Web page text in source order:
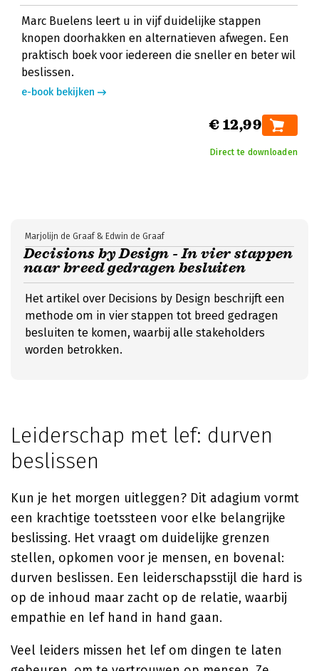
Marc Buelens leert u in vijf duidelijke stappen
knopen doorhakken en alternatieven afwegen. Een
praktisch boek voor iedereen die sneller en beter wil
beslissen.
e-book bekijken
€ 12,99
Direct te downloaden
Decisions by Design - In vier stappen
naar breed gedragen besluiten
Marjolijn de Graaf & Edwin de Graaf
Het artikel over Decisions by Design beschrijft een
methode om in vier stappen tot breed gedragen
besluiten te komen, waarbij alle stakeholders
worden betrokken.
Leiderschap met lef: durven
beslissen
Kun je het morgen uitleggen? Dit adagium vormt
een krachtige toetssteen voor elke belangrijke
beslissing. Het vraagt om duidelijke grenzen
stellen, opkomen voor je mensen, en bovenal:
durven beslissen. Een leiderschapsstijl die hard is
op de inhoud maar zacht op de relatie, waarbij
empathie en lef hand in hand gaan.
Veel leiders missen het lef om dingen te laten